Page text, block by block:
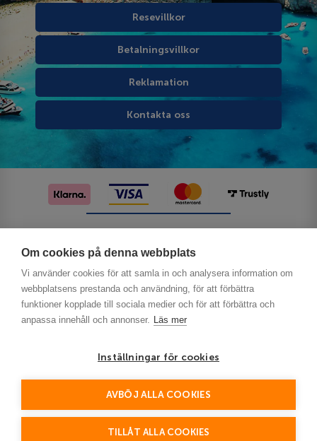
Om cookies på denna webbplats
Vi använder cookies för att samla in och analysera information om
webbplatsens prestanda och användning, för att förbättra
funktioner kopplade till sociala medier och för att förbättra och
anpassa innehåll och annonser. Läs mer
Inställningar för cookies
AVBÖJ ALLA COOKIES
TILLÅT ALLA COOKIES
Resevillkor
Betalningsvillkor
Reklamation
Kontakta oss
This site is protected by reCAPTCHA and the Google
Policy and Terms of Service apply.